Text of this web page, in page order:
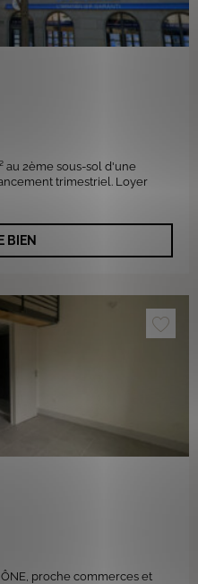
au 2ème sous-sol d'une
trimestriel. Loyer
BIEN
proche commerces et